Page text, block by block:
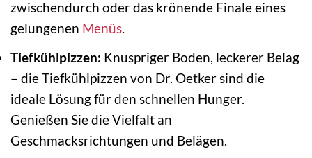
zwischendurch oder das krönende Finale eines
gelungenen Menüs.
Tiefkühlpizzen: Knuspriger Boden, leckerer Belag
– die Tiefkühlpizzen von Dr. Oetker sind die
ideale Lösung für den schnellen Hunger.
Genießen Sie die Vielfalt an
Geschmacksrichtungen und Belägen.